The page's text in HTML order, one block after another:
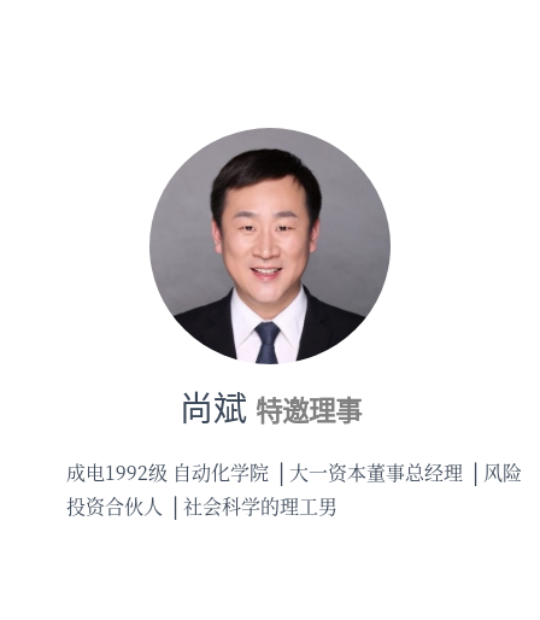
尚斌 特邀理事
成电1992级 自动化学院 大一资本董事总经理
风险
投资合伙人
社会科学的理工男